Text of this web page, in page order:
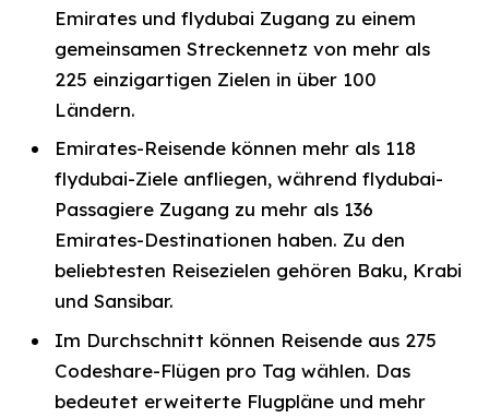
Emirates und flydubai Zugang zu einem
gemeinsamen Streckennetz von mehr als
225 einzigartigen Zielen in über 100
Ländern.
Emirates-Reisende können mehr als 118
flydubai-Ziele anfliegen, während flydubai-
Passagiere Zugang zu mehr als 136
Emirates-Destinationen haben. Zu den
beliebtesten Reisezielen gehören Baku, Krabi
und Sansibar.
Im Durchschnitt können Reisende aus 275
Codeshare-Flügen pro Tag wählen. Das
bedeutet erweiterte Flugpläne und mehr